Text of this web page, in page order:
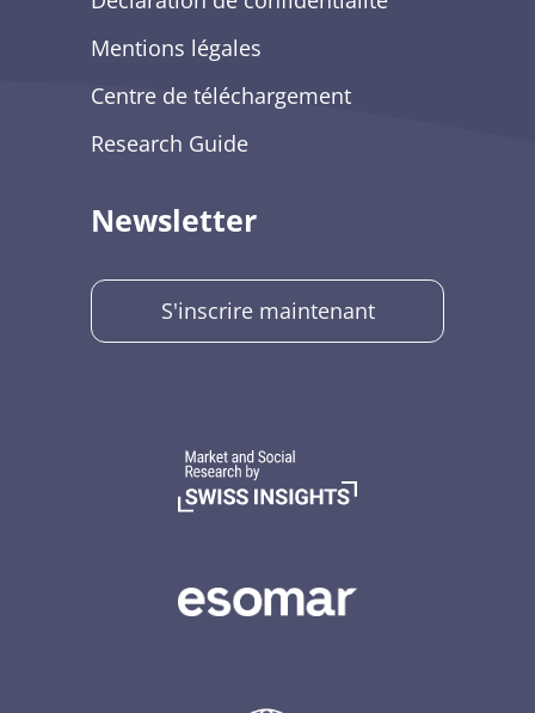
Mentions légales
Centre de téléchargement
Research Guide
Newsletter
S'inscrire maintenant